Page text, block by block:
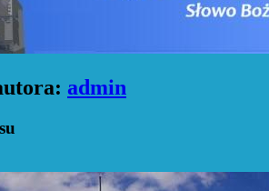
admin